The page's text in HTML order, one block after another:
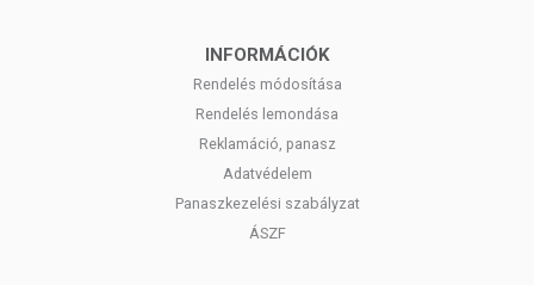
INFORMÁCIÓK
Rendelés módosítása
Rendelés lemondása
Reklamáció, panasz
Adatvédelem
Panaszkezelési szabályzat
ÁSZF